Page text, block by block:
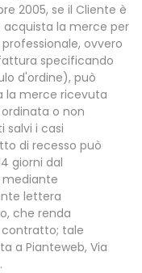
2005, se il Cliente è
la merce per
ovvero
specificando
d'ordine), può
la merce ricevuta
o non
salvi i casi
di recesso può
giorni dal
lettera
che renda
tale
a Pianteweb, Via